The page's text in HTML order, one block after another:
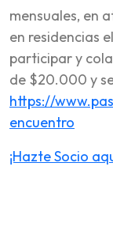
mensuales, en
en residencias
participar y
de $20.000 y
https://
encuentro
¡Hazte Socio